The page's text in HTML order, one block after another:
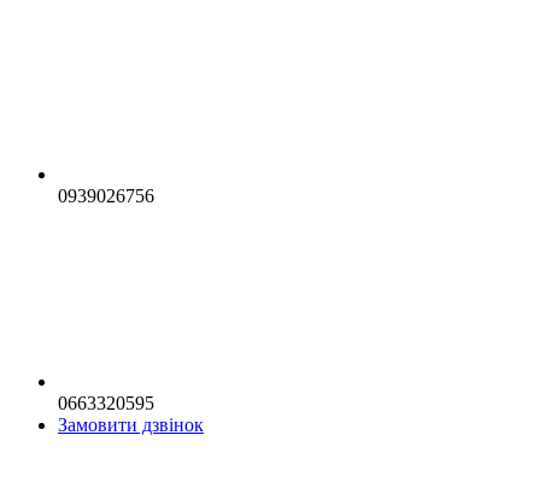
0939026756
0663320595
Замовити дзвінок